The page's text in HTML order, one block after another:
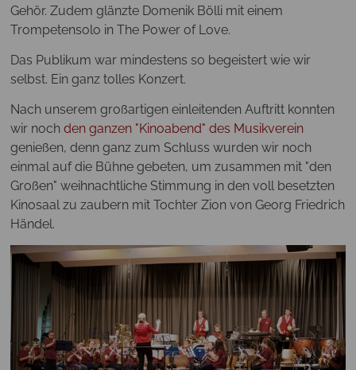
Gehör. Zudem glänzte Domenik Bölli mit einem
Trompetensolo in The Power of Love.
Das Publikum war mindestens so begeistert wie wir
selbst. Ein ganz tolles Konzert.
Nach unserem großartigen einleitenden Auftritt konnten
wir nochden ganzen "Kinoabend" des Musikverein
genießen, denn ganz zum Schluss wurden wir noch
einmal auf die Bühne gebeten, um zusammen mit "den
Großen" weihnachtliche Stimmung in den voll besetzten
Kinosaal zu zaubern mit Tochter Zion von Georg Friedrich
Händel.